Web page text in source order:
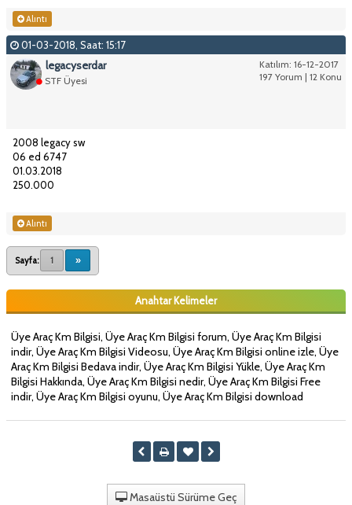
Alıntı
01-03-2018, Saat: 15:17
Katılım: 16-12-2017
197 Yorum | 12 Konu
legacyserdar
STF Üyesi
2008 legacy sw
06 ed 6747
01.03.2018
250.000
Alıntı
Sayfa: 1 »
Anahtar Kelimeler
Üye Araç Km Bilgisi, Üye Araç Km Bilgisi forum, Üye Araç Km Bilgisi
indir, Üye Araç Km Bilgisi Videosu, Üye Araç Km Bilgisi online izle, Üye
Araç Km Bilgisi Bedava indir, Üye Araç Km Bilgisi Yükle, Üye Araç Km
Bilgisi Hakkında, Üye Araç Km Bilgisi nedir, Üye Araç Km Bilgisi Free
indir, Üye Araç Km Bilgisi oyunu, Üye Araç Km Bilgisi download
Masaüstü Sürüme Geç